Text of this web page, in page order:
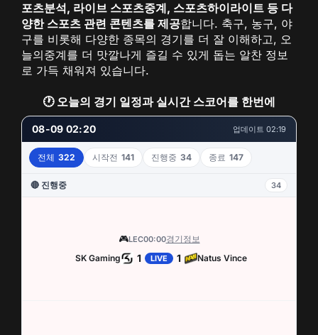
포츠분석, 라이브 스포츠중계, 스포츠하이라이트 등 다
양한 스포츠 관련 콘텐츠를 제공합니다. 축구, 농구, 야
구를 비롯해 다양한 종목의 경기를 더 잘 이해하고, 오
늘의중계를 더 맛깔나게 즐길 수 있게 돕는 알찬 정보
로 가득 채워져 있습니다.
🕐 오늘의 경기 일정과 실시간 스코어를 한번에
08-09 02:20 업데이트 02:19
전체 322 시작전 141 진행중 34 종료 147
🔴 진행중 34
🎮LEC00:00경기정보
SK Gaming
1 LIVE 1 Natus Vince